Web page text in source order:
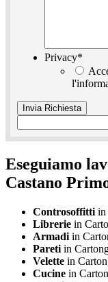
Privacy*
Eseguiamo
Castano
Controsoffitti in
Librerie in
Armadi in
Pareti in
Velette in
Cucine in